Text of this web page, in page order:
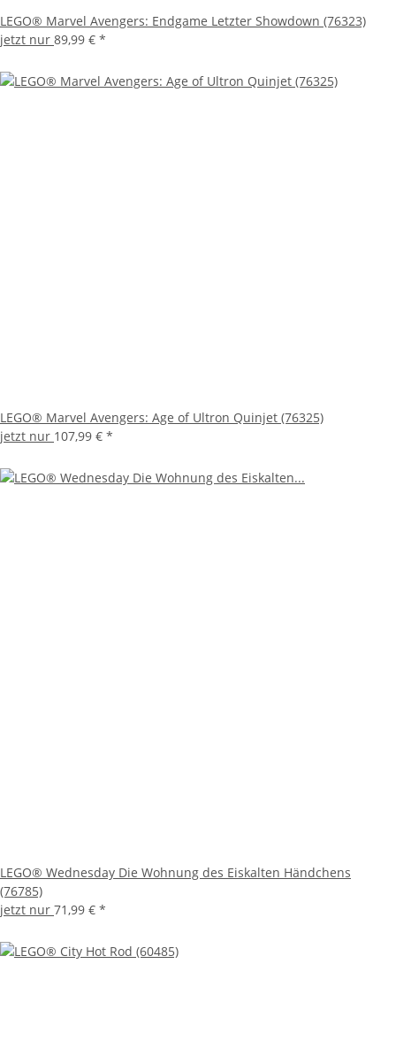
LEGO® Marvel Avengers: Endgame Letzter Showdown (76323)
jetzt nur 89,99 € *
LEGO® Marvel Avengers: Age of Ultron Quinjet (76325)
jetzt nur 107,99 € *
LEGO® Wednesday Die Wohnung des Eiskalten Händchens
(76785)
jetzt nur 71,99 € *